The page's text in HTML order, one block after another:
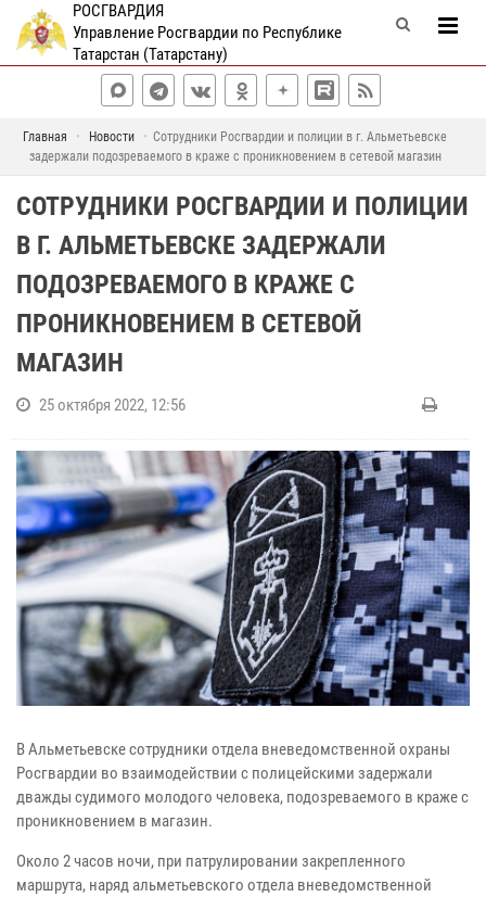
РОСГВАРДИЯ
Управление Росгвардии по Республике
Татарстан (Татарстану)
Главная Новости
Сотрудники Росгвардии и полиции в г. Альметьевске
задержали подозреваемого в краже с проникновением в сетевой магазин
СОТРУДНИКИ РОСГВАРДИИ И ПОЛИЦИИ
В Г. АЛЬМЕТЬЕВСКЕ ЗАДЕРЖАЛИ
ПОДОЗРЕВАЕМОГО В КРАЖЕ С
ПРОНИКНОВЕНИЕМ В СЕТЕВОЙ
МАГАЗИН
25 октября 2022, 12:56
В Альметьевске сотрудники отдела вневедомственной охраны
Росгвардии во взаимодействии с полицейскими задержали
дважды судимого молодого человека, подозреваемого в краже с
проникновением в магазин.
Около 2 часов ночи, при патрулировании закрепленного
маршрута, наряд альметьевского отдела вневедомственной